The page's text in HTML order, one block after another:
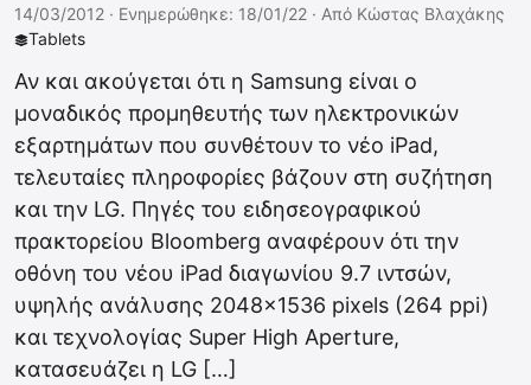
Tablets
14/03/2012 · Ενημερώθηκε: 18/01/22 · Από Κώστας Βλαχάκης
Αν και ακούγεται ότι η Samsung είναι ο
μοναδικός προμηθευτής των ηλεκτρονικών
εξαρτημάτων που συνθέτουν το νέο iPad,
τελευταίες πληροφορίες βάζουν στη συζήτηση
και την LG. Πηγές του ειδησεογραφικού
πρακτορείου Bloomberg αναφέρουν ότι την
οθόνη του νέου iPad διαγωνίου 9.7 ιντσών,
υψηλής ανάλυσης 2048×1536 pixels (264 ppi)
και τεχνολογίας Super High Aperture,
κατασευάζει η LG […]